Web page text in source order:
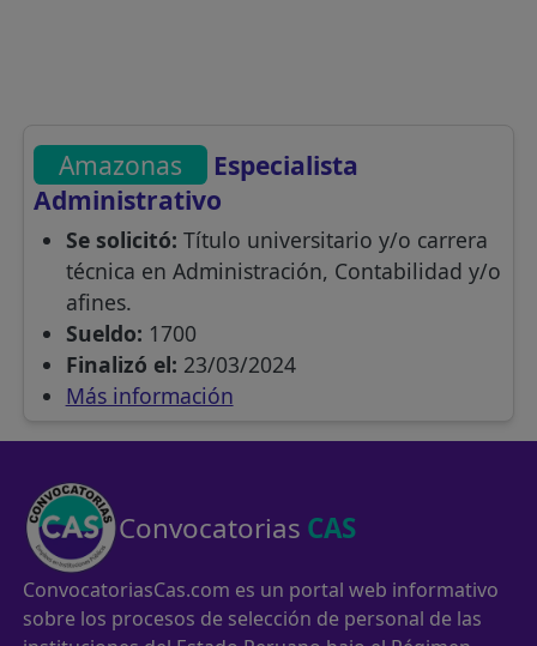
Amazonas
Especialista
Administrativo
Se solicitó: Título universitario y/o carrera
técnica en Administración, Contabilidad y/o
afines.
Sueldo: 1700
Finalizó el: 23/03/2024
Más información
Convocatorias CAS
ConvocatoriasCas.com es un portal web informativo
sobre los procesos de selección de personal de las